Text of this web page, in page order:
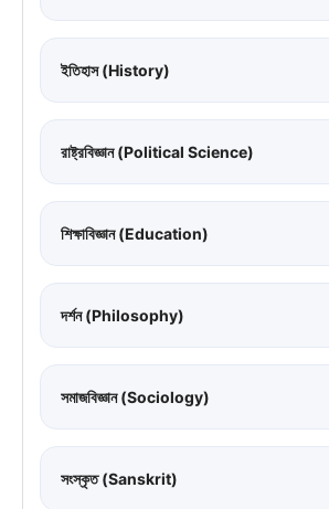
ইতিহাস (History)
রাষ্ট্রবিজ্ঞান (Political Science)
শিক্ষাবিজ্ঞান (Education)
দর্শন (Philosophy)
সমাজবিজ্ঞান (Sociology)
সংস্কৃত (Sanskrit)